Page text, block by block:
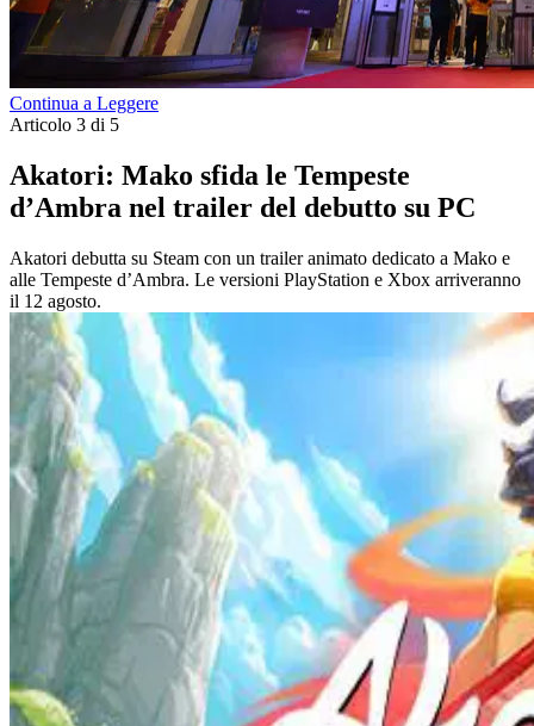
Continua a Leggere
Articolo 3 di 5
Akatori: Mako sfida le Tempeste
d’Ambra nel trailer del debutto su PC
Akatori debutta su Steam con un trailer animato dedicato a Mako e
alle Tempeste d’Ambra. Le versioni PlayStation e Xbox arriveranno
il 12 agosto.